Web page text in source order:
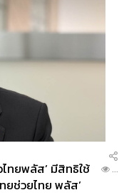
ไทยพลัส’ มีสิทธิใช้
ยช่วยไทย พลัส’
...